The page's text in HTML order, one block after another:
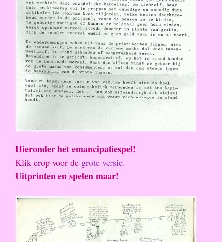
Hieronder het emancipatiespel!
Klik erop voor de grote versie.
Uitprinten en spelen maar!